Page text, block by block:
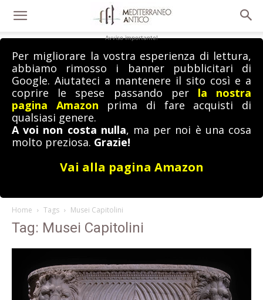
Avviso importante!
Per migliorare la vostra esperienza di lettura,
abbiamo rimosso i banner pubblicitari di
Google. Aiutateci a mantenere il sito così e a
coprire le spese passando per la nostra
pagina Amazon prima di fare acquisti di
qualsiasi genere.
A voi non costa nulla, ma per noi è una cosa
molto preziosa. Grazie!
Vai alla pagina Amazon
Home Tags Musei Capitolini
Tag: Musei Capitolini